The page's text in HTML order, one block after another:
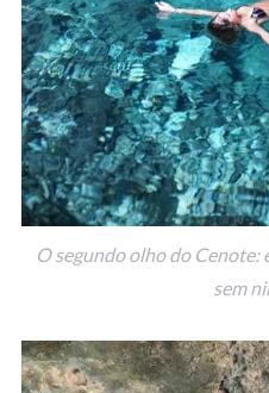
O segundo olho do Cenote:
sem